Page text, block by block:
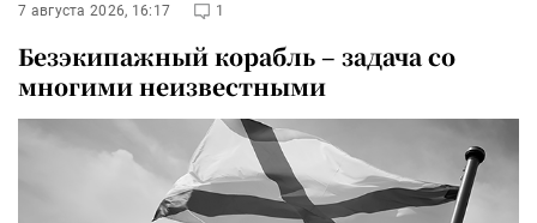
7 августа 2026, 16:17 1
Безэкипажный корабль – задача со
многими неизвестными